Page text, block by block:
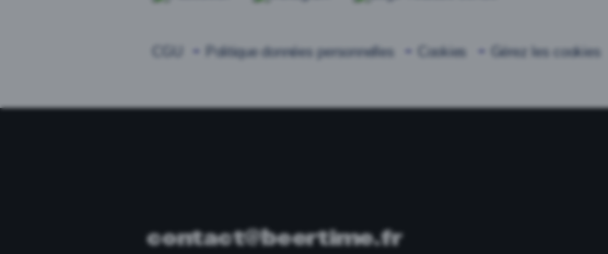
Politique données personnelles Cookies Gérez les cookies
contact@beertime.fr